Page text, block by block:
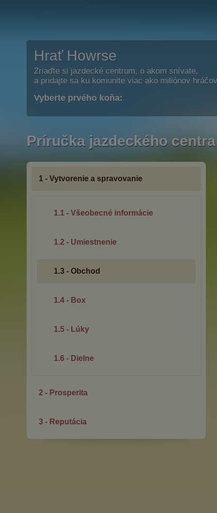
Hrať Howrse
Zriaďte si jazdecké centrum, o akom snívate,
a pridajte sa ku komunite viac ako miliónov
Vyberte prvého koňa:
Príručka jazdeckého centra
1 - Vytvorenie a spravovanie
1.1 - Všeobecné informácie
1.2 - Umiestnenie
1.3 - Obchod
1.4 - Box
1.5 - Lúky
1.6 - Dielne
2 - Prosperita
3 - Reputácia